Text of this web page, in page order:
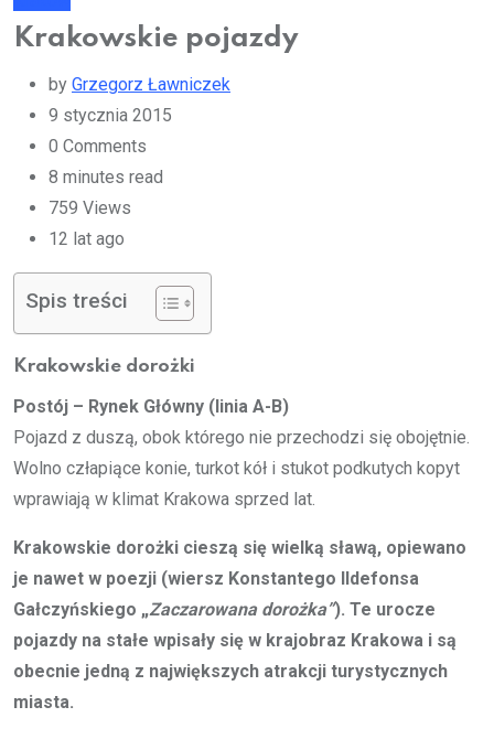
Krakowskie pojazdy
by Grzegorz Ławniczek
9 stycznia 2015
0 Comments
8 minutes read
759 Views
12 lat ago
Spis treści
Krakowskie dorożki
Postój – Rynek Główny (linia A-B)
Pojazd z duszą, obok którego nie przechodzi się obojętnie.
Wolno człapiące konie, turkot kół i stukot podkutych kopyt
wprawiają w klimat Krakowa sprzed lat.
Krakowskie dorożki cieszą się wielką sławą, opiewano
je nawet w poezji (wiersz Konstantego Ildefonsa
Gałczyńskiego „Zaczarowana dorożka”). Te urocze
pojazdy na stałe wpisały się w krajobraz Krakowa i są
obecnie jedną z największych atrakcji turystycznych
miasta.